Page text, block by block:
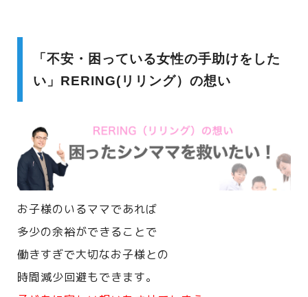
「不安・困っている女性の手助けをした
い」RERING(リリング）の想い
お子様のいるママであれば
多少の余裕ができることで
働きすぎで大切なお子様との
時間減少回避もできます。